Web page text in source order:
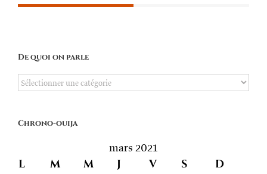
De quoi on parle
De
parle
Chrono-ouija
mars 2021
L M M J V S D